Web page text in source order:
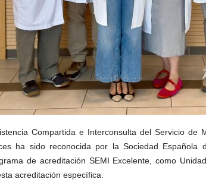
Compartida e Interconsulta del Servicio de
ha sido reconocida por la Sociedad Española
de acreditación SEMI Excelente, como
acreditación específica.